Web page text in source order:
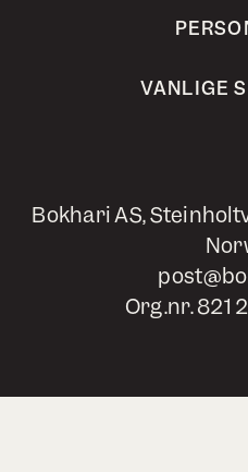
VANLIGE
Bokhari AS,
Org.nr. 821